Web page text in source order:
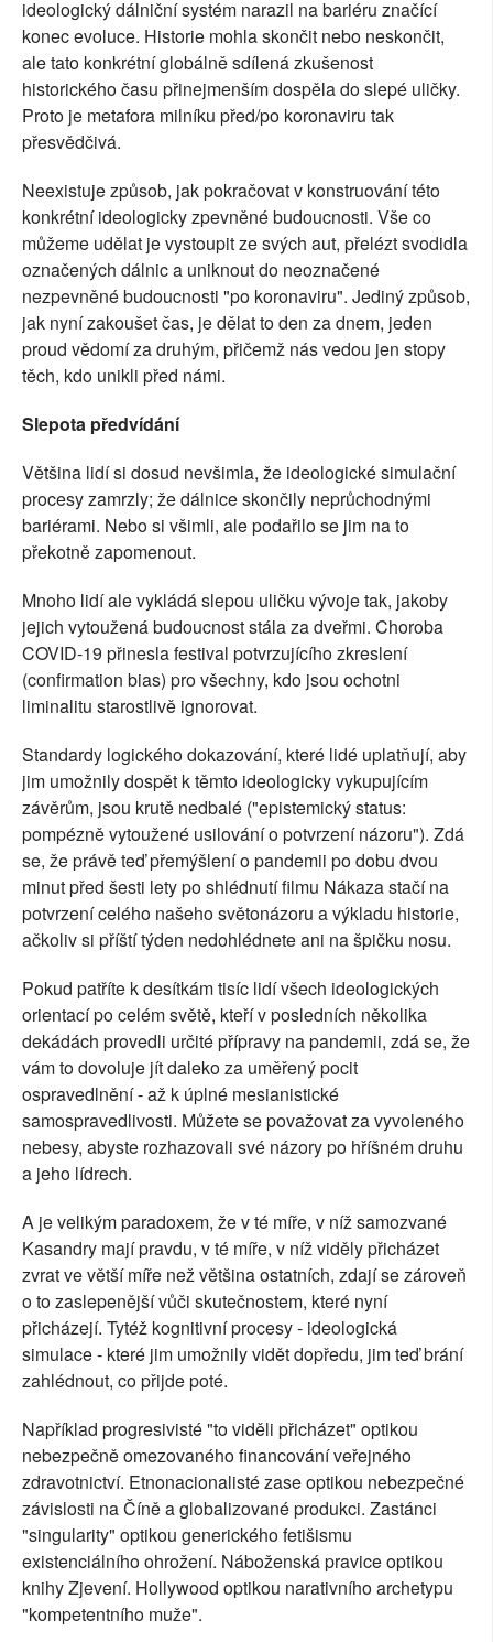
ideologický dálniční systém narazil na bariéru značící
konec evoluce. Historie mohla skončit nebo neskončit,
ale tato konkrétní globálně sdílená zkušenost
historického času přinejmenším dospěla do slepé uličky.
Proto je metafora milníku před/po koronaviru tak
přesvědčivá.
Neexistuje způsob, jak pokračovat v konstruování této
konkrétní ideologicky zpevněné budoucnosti. Vše co
můžeme udělat je vystoupit ze svých aut, přelézt svodidla
označených dálnic a uniknout do neoznačené
nezpevněné budoucnosti "po koronaviru". Jediný způsob,
jak nyní zakoušet čas, je dělat to den za dnem, jeden
proud vědomí za druhým, přičemž nás vedou jen stopy
těch, kdo unikli před námi.
Slepota předvídání
Většina lidí si dosud nevšimla, že ideologické simulační
procesy zamrzly; že dálnice skončily neprůchodnými
bariérami. Nebo si všimli, ale podařilo se jim na to
překotně zapomenout.
Mnoho lidí ale vykládá slepou uličku vývoje tak, jakoby
jejich vytoužená budoucnost stála za dveřmi. Choroba
COVID-19 přinesla festival potvrzujícího zkreslení
(confirmation bias) pro všechny, kdo jsou ochotni
liminalitu starostlivě ignorovat.
Standardy logického dokazování, které lidé uplatňují, aby
jim umožnily dospět k těmto ideologicky vykupujícím
závěrům, jsou krutě nedbalé ("epistemický status:
pompézně vytoužené usilování o potvrzení názoru"). Zdá
se, že právě teď přemýšlení o pandemii po dobu dvou
minut před šesti lety po shlédnutí filmu Nákaza stačí na
potvrzení celého našeho světonázoru a výkladu historie,
ačkoliv si příští týden nedohlédnete ani na špičku nosu.
Pokud patříte k desítkám tisíc lidí všech ideologických
orientací po celém světě, kteří v posledních několika
dekádách provedli určité přípravy na pandemii, zdá se, že
vám to dovoluje jít daleko za uměřený pocit
ospravedlnění - až k úplné mesianistické
samospravedlivosti. Můžete se považovat za vyvoleného
nebesy, abyste rozhazovali své názory po hříšném druhu
a jeho lídrech.
A je velikým paradoxem, že v té míře, v níž samozvané
Kasandry mají pravdu, v té míře, v níž viděly přicházet
zvrat ve větší míře než většina ostatních, zdají se zároveň
o to zaslepenější vůči skutečnostem, které nyní
přicházejí. Tytéž kognitivní procesy - ideologická
simulace - které jim umožnily vidět dopředu, jim teď brání
zahlédnout, co přijde poté.
Například progresivisté "to viděli přicházet" optikou
nebezpečně omezovaného financování veřejného
zdravotnictví. Etnonacionalisté zase optikou nebezpečné
závislosti na Číně a globalizované produkci. Zastánci
"singularity" optikou generického fetišismu
existenciálního ohrožení. Náboženská pravice optikou
knihy Zjevení. Hollywood optikou narativního archetypu
"kompetentního muže".